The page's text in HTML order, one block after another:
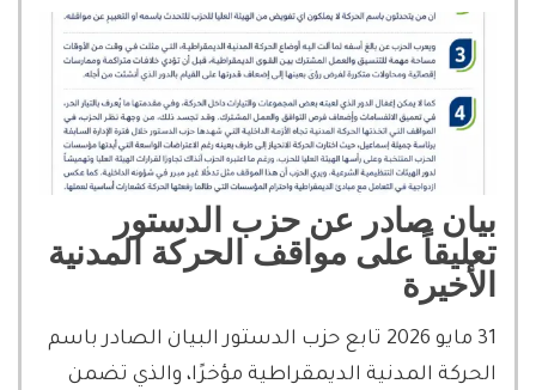
بيان صادر عن حزب الدستور
تعليقاً على مواقف الحركة المدنية
الأخيرة
31 مايو 2026 تابع حزب الدستور البيان الصادر باسم
الحركة المدنية الديمقراطية مؤخرًا، والذي تضمن